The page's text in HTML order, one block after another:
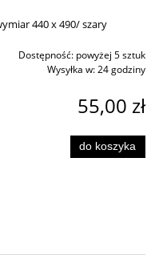
440 x 490/ szary
Dostępność: powyżej 5 sztuk
Wysyłka w:24 godziny
55,00 zł
do koszyka